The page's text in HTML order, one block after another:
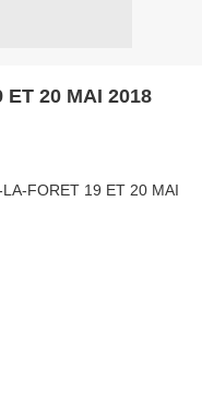
ET 20 MAI 2018